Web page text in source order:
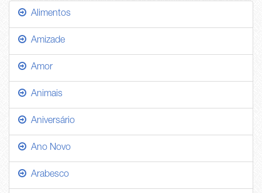
Alimentos
Amizade
Amor
Animais
Aniversário
Ano Novo
Arabesco